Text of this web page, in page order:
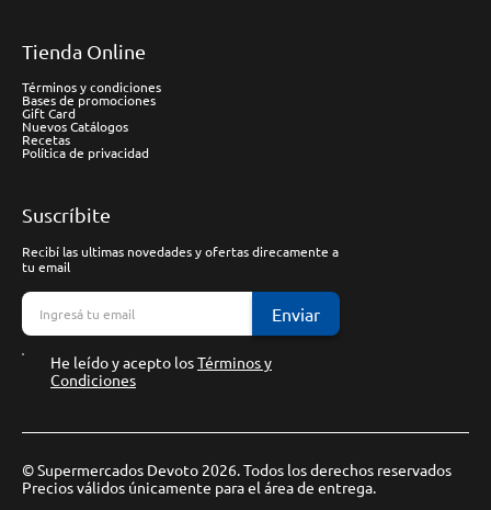
Tienda Online
Términos y condiciones
Bases de promociones
Gift Card
Nuevos Catálogos
Recetas
Política de privacidad
Suscríbite
Recibí las ultimas novedades y ofertas direcamente a
tu email
Enviar
He leído y acepto losTérminos y
Condiciones
© Supermercados Devoto 2026. Todos los derechos reservados
Precios válidos únicamente para el área de entrega.